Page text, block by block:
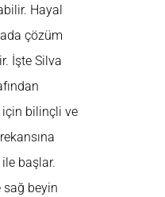
Hayal
çözüm
İşte Silva
için bilinçli ve
başlar.
beyin